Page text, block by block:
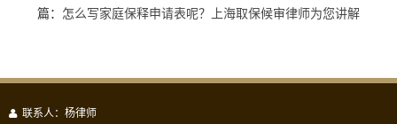
篇： 怎么写家庭保释申请表呢？上海取保候审律师为您讲解
联系人：杨律师